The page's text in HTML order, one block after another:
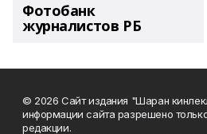
Фотобанк
журналистов РБ
© 2026 Сайт издания "Шаран
информации сайта разрешено
редакции.